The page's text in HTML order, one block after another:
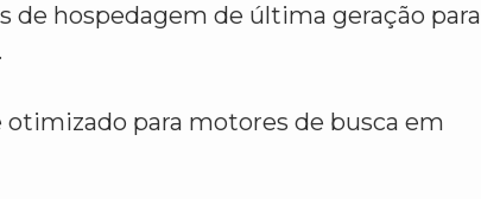
de hospedagem de última geração para
otimizado para motores de busca em